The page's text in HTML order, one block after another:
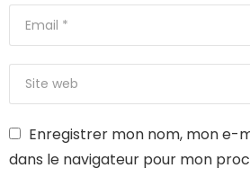
Enregistrer mon nom, mon e-
dans le navigateur pour mon